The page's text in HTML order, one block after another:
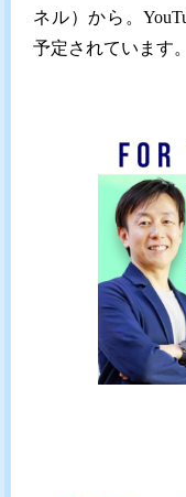
ネル）から。
予定されています。